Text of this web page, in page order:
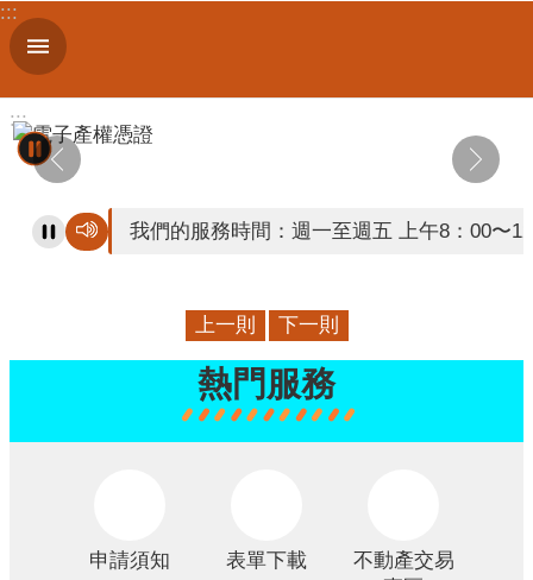
跳到主要內容區塊
進
階
尋
認
:::
:::
我們的服務時間：週一至週五 上午8：00〜
上一則 下一則
熱門服務
申請須知 表單下載
不動產交易